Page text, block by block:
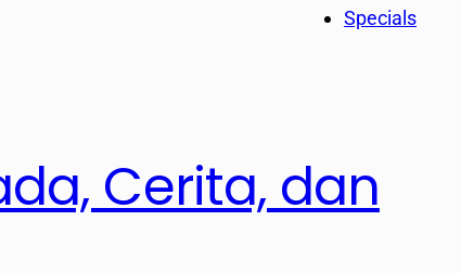
Specials
Cerita, dan